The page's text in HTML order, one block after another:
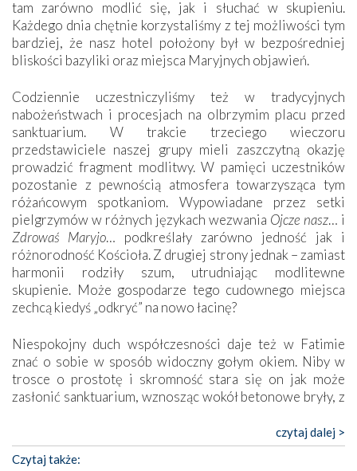
tam zarówno modlić się, jak i słuchać w skupieniu.
Każdego dnia chętnie korzystaliśmy z tej możliwości tym
bardziej, że nasz hotel położony był w bezpośredniej
bliskości bazyliki oraz miejsca Maryjnych objawień.
Codziennie uczestniczyliśmy też w tradycyjnych
nabożeństwach i procesjach na olbrzymim placu przed
sanktuarium. W trakcie trzeciego wieczoru
przedstawiciele naszej grupy mieli zaszczytną okazję
prowadzić fragment modlitwy. W pamięci uczestników
pozostanie z pewnością atmosfera towarzysząca tym
różańcowym spotkaniom. Wypowiadane przez setki
pielgrzymów w różnych językach wezwania Ojcze nasz… i
Zdrowaś Maryjo… podkreślały zarówno jedność jak i
różnorodność Kościoła. Z drugiej strony jednak – zamiast
harmonii rodziły szum, utrudniając modlitewne
skupienie. Może gospodarze tego cudownego miejsca
zechcą kiedyś „odkryć” na nowo łacinę?
Niespokojny duch współczesności daje też w Fatimie
znać o sobie w sposób widoczny gołym okiem. Niby w
trosce o prostotę i skromność stara się on jak może
zasłonić sanktuarium, wznosząc wokół betonowe bryły, z
katolickiego kultu. Tylko co wspólnego z żywą,
autentyczną wiarą mogą mieć płaskie, szare bunkry albo
kaplice, w których Tabernakulum przypomina bardziej
czytaj dalej >
Czytaj także: